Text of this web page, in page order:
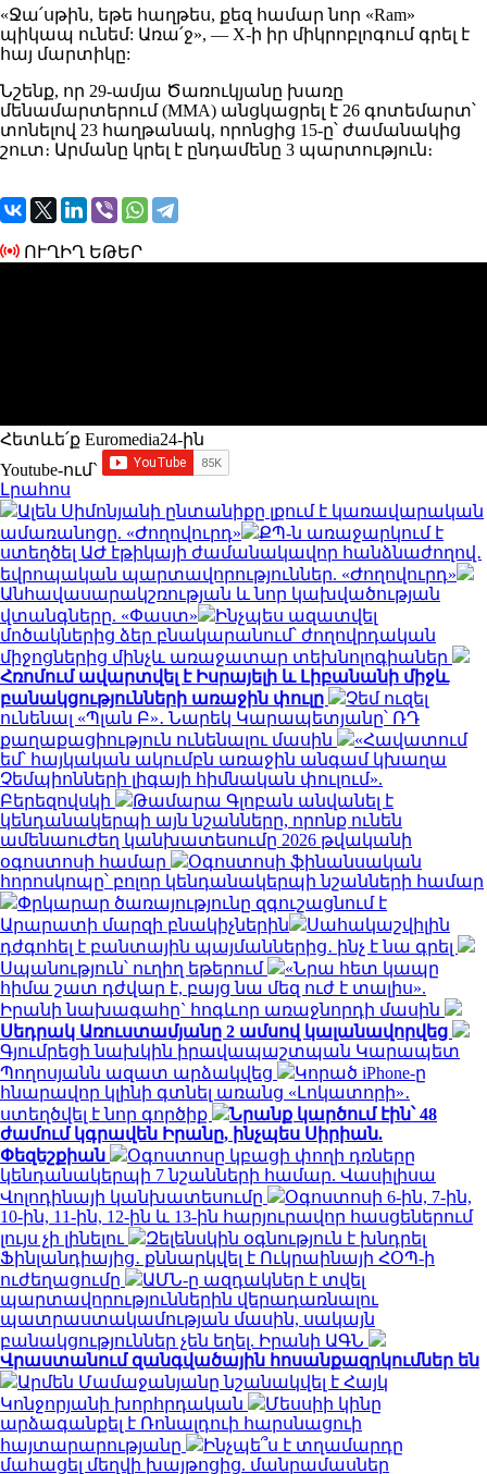
​«Ջա՛սթին, եթե հաղթես, քեզ համար նոր «Ram»
պիկապ ունեմ: Առա՛ջ», — X-ի իր միկրոբլոգում գրել է
հայ մարտիկը:
​Նշենք, որ 29-ամյա Ծառուկյանը խառը
մենամարտերում (MMA) անցկացրել է 26 գոտեմարտ՝
տոնելով 23 հաղթանակ, որոնցից 15-ը՝ ժամանակից
շուտ։ Արմանը կրել է ընդամենը 3 պարտություն։
ՈՒՂԻՂ ԵԹԵՐ
Հետևե՛ք Euromedia24-ին
Youtube-ում`
Լրահոս
Ալեն Սիմոնյանի ընտանիքը լքում է կառավարական
ամառանոցը. «Ժողովուրդ»
ՔՊ-ն առաջարկում է
ստեղծել ԱԺ էթիկայի ժամանակավոր հանձնաժողով․
եվրոպական պարտավորություններ. «Ժողովուրդ»
Անհավասարակշռության և նոր կախվածության
վտանգները. «Փաստ»
Ինչպես ազատվել
մոծակներից ձեր բնակարանում՝ ժողովրդական
միջոցներից մինչև առաջատար տեխնոլոգիաներ
Հռոմում ավարտվել է Իսրայելի և Լիբանանի միջև
բանակցությունների առաջին փուլը
Չեմ ուզել
ունենալ «Պլան Բ»․ Նարեկ Կարապետյանը՝ ՌԴ
քաղաքացիություն ունենալու մասին
«Հավատում
եմ՝ հայկական ակումբն առաջին անգամ կխաղա
Չեմպիոնների լիգայի հիմնական փուլում».
Բերեզովսկի
Թամարա Գլոբան անվանել է
կենդանակերպի այն նշանները, որոնք ունեն
ամենաուժեղ կանխատեսումը 2026 թվականի
օգոստոսի համար
Օգոստոսի ֆինանսական
հորոսկոպը՝ բոլոր կենդանակերպի նշանների համար
Փրկարար ծառայությունը զգուշացնում է
Արարատի մարզի բնակիչներին
Սահակաշվիլին
դժգոհել է բանտային պայմաններից․ ինչ է նա գրել
Սպանություն՝ ուղիղ եթերում
«Նրա հետ կապը
հիմա շատ դժվար է, բայց նա մեզ ուժ է տալիս».
Իրանի նախագահը` հոգևոր առաջնորդի մասին
Սեդրակ Առուստամյանը 2 ամսով կալանավորվեց
Գյումրեցի նախկին իրավապաշտպան Կարապետ
Պողոսյանն ազատ արձակվեց
Կորած iPhone-ը
հնարավոր կլինի գտնել առանց «Լոկատորի»․
ստեղծվել է նոր գործիք
Նրանք կարծում էին՝ 48
ժամում կգրավեն Իրանը, ինչպես Սիրիան.
Փեզեշքիան
Օգոստոսը կբացի փողի դռները
կենդանակերպի 7 նշանների համար. Վասիլիսա
Վոլոդինայի կանխատեսումը
Օգոստոսի 6-ին, 7-ին,
10-ին, 11-ին, 12-ին և 13-ին հարյուրավոր հասցեներում
լույս չի լինելու
Զելենսկին օգնություն է խնդրել
Ֆինլանդիայից․ քննարկվել է Ուկրաինայի ՀՕՊ-ի
ուժեղացումը
ԱՄՆ-ը ազդակներ է տվել
պարտավորություններին վերադառնալու
պատրաստակամության մասին, սակայն
բանակցություններ չեն եղել. Իրանի ԱԳՆ
Վրաստանում զանգվածային հոսանքազրկումներ են
Արմեն Մամաջանյանը նշանակվել է Հայկ
Կոնջորյանի խորհրդական
Մեսսիի կինը
արձագանքել է Ռոնալդուի հարսնացուի
հայտարարությանը
Ինչպե՞ս է տղամարդը
մահացել մեղվի խայթոցից. մանրամասներ